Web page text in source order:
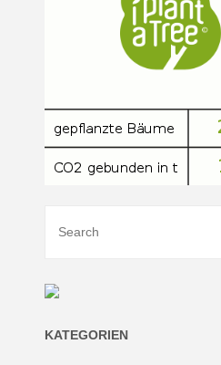
Nachhaltige
Traumschule"
KATEGORIEN